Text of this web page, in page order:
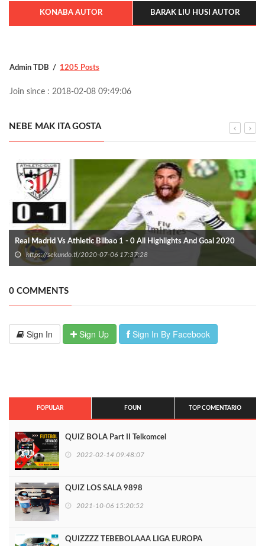
KONABA AUTOR BARAK LIU HUSI AUTOR
Admin TDB 1205 Posts
Join since : 2018-02-08 09:49:06
NEBE MAK ITA GOSTA
Real Madrid Vs Athletic Bilbao 1 - 0 All Highlights And Goal 2020
https://sekundo.tl/2020-07-06 17:37:28
0 COMMENTS
Sign In Sign Up Sign In By Facebook
POPULAR FOUN TOP COMENTARIO
QUIZ BOLA Part II Telkomcel
2022-02-14 09:48:07
QUIZ LOS SALA 9898
2021-10-06 15:20:52
QUIZZZZ TEBEBOLAAA LIGA EUROPA